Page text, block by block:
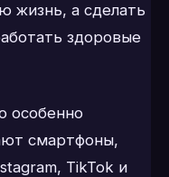
жизнь, а сделать
здоровые
особенно
смартфоны,
TikTok и